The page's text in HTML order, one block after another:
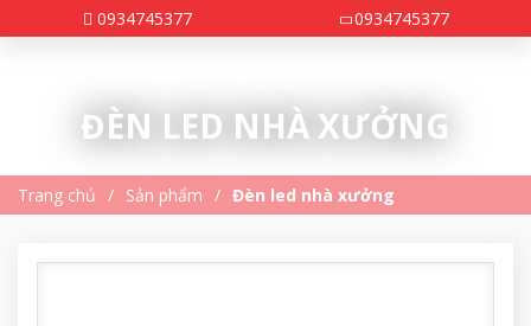
0934745377 0934745377
ĐÈN LED NHÀ XƯỞNG
Trang chủ Sản phẩm Đèn led nhà xưởng